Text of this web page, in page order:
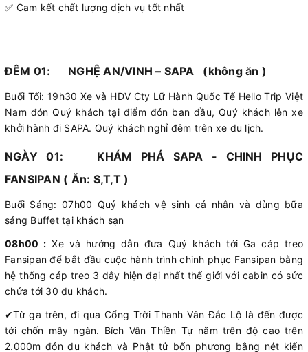
✅ Cam kết chất lượng dịch vụ tốt nhất
ĐÊM 01: NGHỆ AN/VINH – SAPA (không ăn )
Buổi Tối: 19h30 Xe và HDV Cty Lữ Hành Quốc Tế Hello Trip Việt
Nam đón Quý khách tại điểm đón ban đầu, Quý khách lên xe
khởi hành đi SAPA. Quý khách nghỉ đêm trên xe du lịch.
NGÀY 01: KHÁM PHÁ SAPA - CHINH PHỤC
FANSIPAN ( Ăn: S,T,T )
Buổi Sáng: 07h00 Quý khách vệ sinh cá nhân và dùng bữa
sáng Buffet tại khách sạn
08h00 : Xe và hướng dẫn đưa Quý khách tới Ga cáp treo
Fansipan để bắt đầu cuộc hành trình chinh phục Fansipan bằng
hệ thống cáp treo 3 dây hiện đại nhất thế giới với cabin có sức
chứa tới 30 du khách.
✔Từ ga trên, đi qua Cổng Trời Thanh Vân Đắc Lộ là đến được
tới chốn mây ngàn. Bích Vân Thiền Tự nằm trên độ cao trên
2.000m đón du khách và Phật tử bốn phương bằng nét kiến